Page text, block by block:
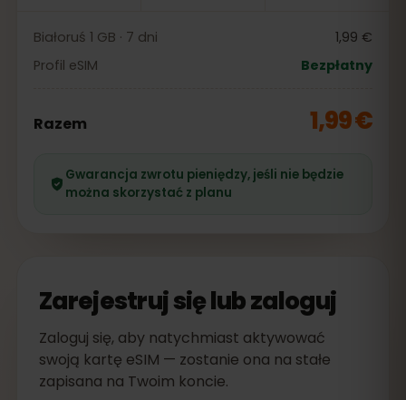
Białoruś 1 GB · 7 dni
1,99 €
Profil eSIM
Bezpłatny
Razem 1,99 €
Gwarancja zwrotu pieniędzy, jeśli nie będzie
można skorzystać z planu
Zarejestruj się lub zaloguj
Zaloguj się, aby natychmiast aktywować
swoją kartę eSIM — zostanie ona na stałe
zapisana na Twoim koncie.